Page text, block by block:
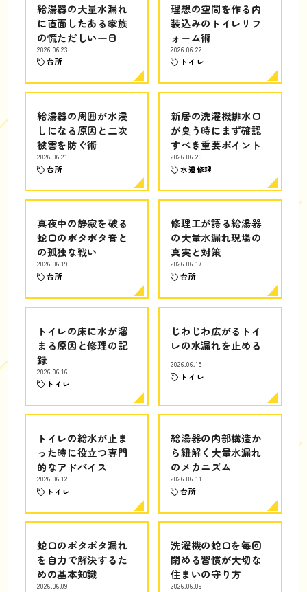
給湯器の大量水漏れ
に直面したある家族
の慌ただしい一日
2026.06.23
台所
理想の空間を作る内
装込みのトイレリフ
ォーム術
2026.06.22
トイレ
給湯器の周囲が水浸
しになる原因と二次
被害を防ぐ術
2026.06.21
台所
新居の洗濯機排水口
が臭う時にまず確認
すべき重要ポイント
2026.06.20
水道修理
真夜中の静寂を破る
蛇口のポタポタ音と
の孤独な戦い
2026.06.19
台所
修理工が語る給湯器
の大量水漏れ現場の
真実と対策
2026.06.17
台所
トイレの床に水が溜
まる原因と修理の記
録
2026.06.16
トイレ
じわじわ広がるトイ
レの水漏れを止める
2026.06.15
トイレ
トイレの給水が止ま
った時に役立つ専門
的なアドバイス
2026.06.12
トイレ
給湯器の内部構造か
ら紐解く大量水漏れ
のメカニズム
2026.06.11
台所
蛇口のポタポタ漏れ
を自力で解決するた
めの基本知識
2026.06.09
洗濯機の蛇口を毎回
閉める習慣が大切な
住まいの守り方
2026.06.09